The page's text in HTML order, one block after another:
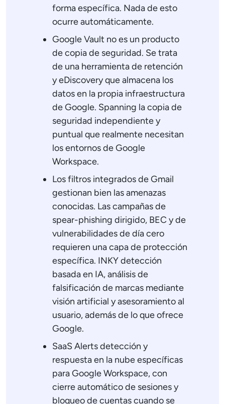
forma específica. Nada de esto
ocurre automáticamente.
Google Vault no es un producto
de copia de seguridad. Se trata
de una herramienta de retención
y eDiscovery que almacena los
datos en la propia infraestructura
de Google. Spanning la copia de
seguridad independiente y
puntual que realmente necesitan
los entornos de Google
Workspace.
Los filtros integrados de Gmail
gestionan bien las amenazas
conocidas. Las campañas de
spear-phishing dirigido, BEC y de
vulnerabilidades de día cero
requieren una capa de protección
específica. INKY detección
basada en IA, análisis de
falsificación de marcas mediante
visión artificial y asesoramiento al
usuario, además de lo que ofrece
Google.
SaaS Alerts detección y
respuesta en la nube específicas
para Google Workspace, con
cierre automático de sesiones y
bloqueo de cuentas cuando se